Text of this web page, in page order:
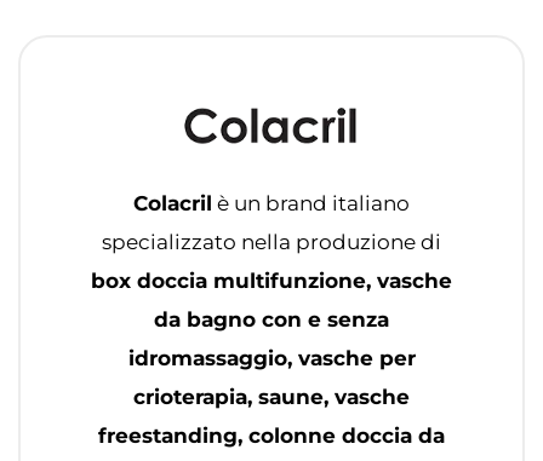
Colacril è un brand italiano
specializzato nella produzione di
box doccia multifunzione, vasche
da bagno con e senza
idromassaggio, vasche per
crioterapia, saune, vasche
freestanding, colonne doccia da